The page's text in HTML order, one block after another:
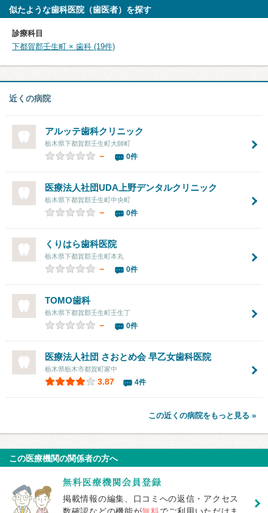
似たような歯科医院（歯医者）を探す
診療科目
下都賀郡壬生町 × 歯科 (19件)
近くの病院
アルッテ歯科クリニック
栃木県下都賀郡壬生町大師町
－ 0件
医療法人社団UDA上野デンタルクリニック
栃木県下都賀郡壬生町中央町
－ 0件
くりはら歯科医院
栃木県下都賀郡壬生町本丸
－ 0件
TOMO歯科
栃木県下都賀郡壬生町壬生丁
－ 0件
医療法人社団 さおとめ会早乙女歯科医院
栃木県栃木市都賀町家中
3.87 4件
この近くの病院をもっと見る »
この医療機関の関係者の方へ
掲載情報の編集、口コミへの返信・アクセス